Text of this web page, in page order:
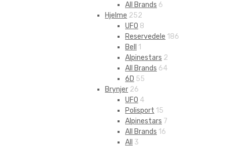
All Brands 6
Hjelme 252
UFO 8
Reservedele 186
Bell 1
Alpinestars 2
All Brands 64
6D 55
Brynjer 26
UFO 4
Polisport 15
Alpinestars 7
All Brands 16
All 3